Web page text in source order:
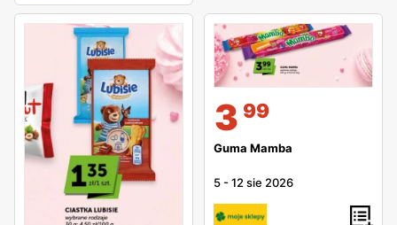
3 99
Guma Mamba
5 -12 sie 2026